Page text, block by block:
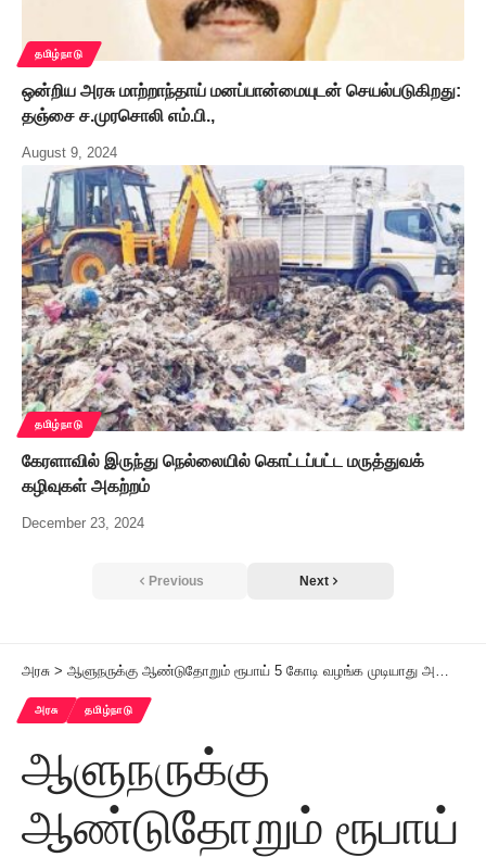
தமிழ்நாடு
ஒன்றிய அரசு மாற்றாந்தாய் மனப்பான்மையுடன் செயல்படுகிறது:
தஞ்சை ச.முரசொலி எம்.பி.,
August 9, 2024
தமிழ்நாடு
கேரளாவில் இருந்து நெல்லையில் கொட்டப்பட்ட மருத்துவக்
கழிவுகள் அகற்றம்
December 23, 2024
Previous Next
அரசு > ஆளுநருக்கு ஆண்டுதோறும் ரூபாய் 5 கோடி வழங்க முடியாது அமைச்சர் பழனிவேல் தியாகராஜன் சட்டமன்றத்தில் பதில்
அரசு தமிழ்நாடு
ஆளுநருக்கு
ஆண்டுதோறும் ரூபாய்